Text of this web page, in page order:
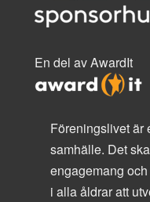
En del av AwardIt
Föreningslivet är
samhälle. Det
engagemang
i alla åldrar att